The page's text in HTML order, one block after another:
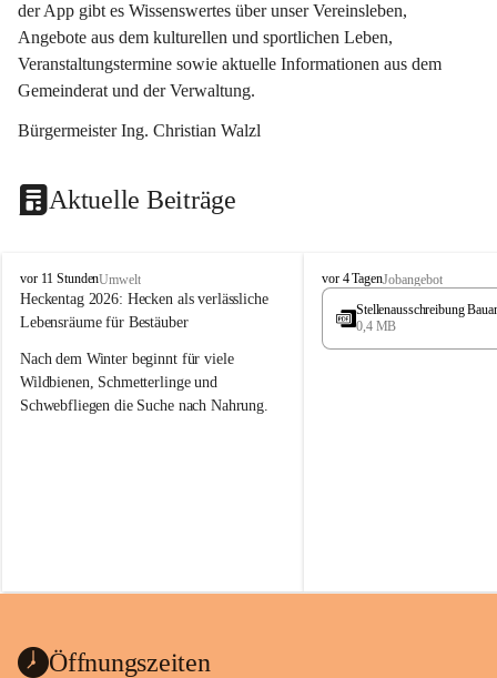
der App gibt es Wissenswertes über unser Vereinsleben,
Angebote aus dem kulturellen und sportlichen Leben,
Veranstaltungstermine sowie aktuelle Informationen aus dem
Gemeinderat und der Verwaltung.
Bürgermeister Ing. Christian Walzl
Aktuelle Beiträge
S
t
ö
s
i
n
vor 11 StundenUmwelt
Heckentag 2026: Hecken als verlässliche
Lebensräume für Bestäuber
Nach dem Winter beginnt für viele
Wildbienen, Schmetterlinge und
Schwebfliegen die Suche nach Nahrung.
können ab 1. September wieder heimische
Vielfalt in Gärten bringen und zugleich
S
t
s
vor 4 TagenJobangebot
Stellenausschreibung
0,4 MB
Öffnungszeiten